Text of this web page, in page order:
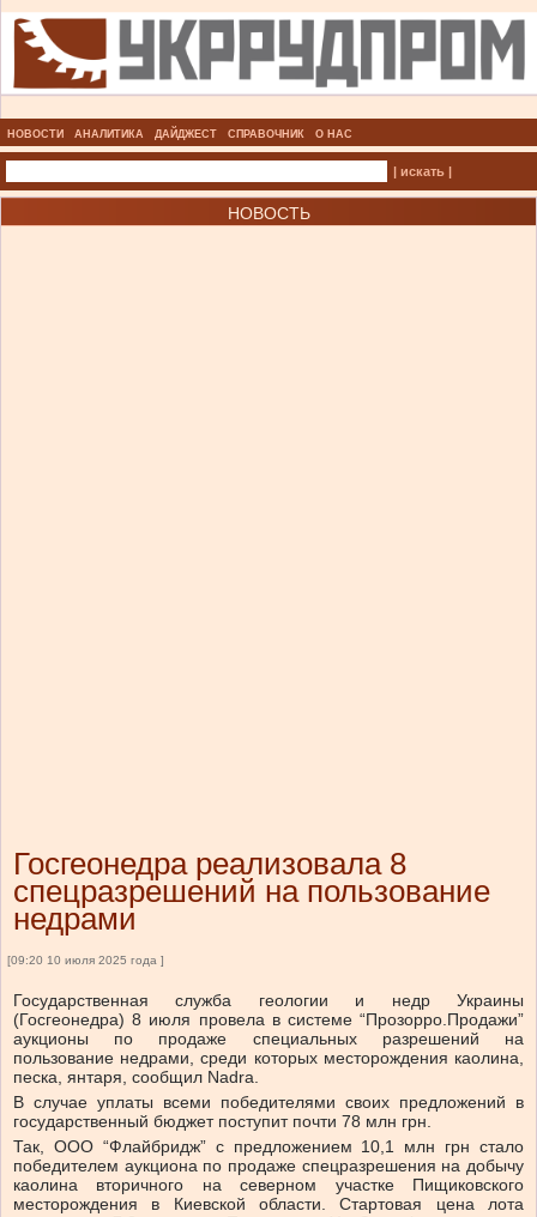
НОВОСТИ АНАЛИТИКА ДАЙДЖЕСТ СПРАВОЧНИК О НАС
| искать |
НОВОСТЬ
Госгеонедра реализовала 8
спецразрешений на пользование
недрами
[09:20 10 июля 2025 года ]
Государственная служба геологии и недр Украины
(Госгеонедра) 8 июля провела в системе “Прозорро.Продажи”
аукционы по продаже специальных разрешений на
пользование недрами, среди которых месторождения каолина,
песка, янтаря, сообщил Nadra.
В случае уплаты всеми победителями своих предложений в
государственный бюджет поступит почти 78 млн грн.
Так, ООО “Флайбридж” с предложением 10,1 млн грн стало
победителем аукциона по продаже спецразрешения на добычу
каолина вторичного на северном участке Пищиковского
месторождения в Киевской области. Стартовая цена лота